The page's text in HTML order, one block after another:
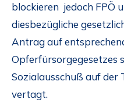
blockieren jedoch FPÖ
diesbezügliche
Antrag auf
Opferfürsorgegesetzes
Sozialausschuß auf der
vertagt.